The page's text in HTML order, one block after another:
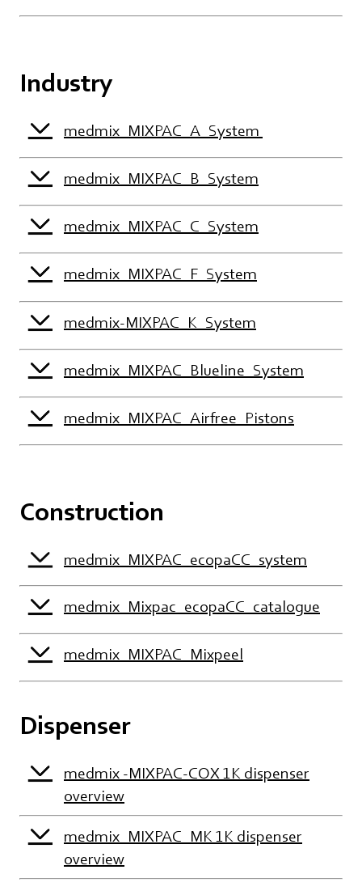
Industry
medmix_MIXPAC_A_System
medmix_MIXPAC_B_System
medmix_MIXPAC_C_System
medmix_MIXPAC_F_System
medmix-MIXPAC_K_System
medmix_MIXPAC_Blueline_System
medmix_MIXPAC_Airfree_Pistons
Construction
medmix_MIXPAC_ecopaCC_system
medmix_Mixpac_ecopaCC_catalogue
medmix_MIXPAC_Mixpeel
Dispenser
medmix -MIXPAC-COX 1K dispenser
overview
medmix_MIXPAC_MK 1K dispenser
overview